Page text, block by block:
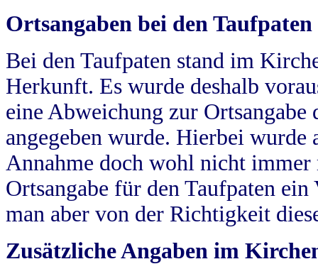
Ortsangaben bei den Taufpaten
Bei den Taufpaten stand im
Herkunft. Es wurde deshalb
eine Abweichung zur
angegeben wurde. Hierbei wurde
Annahme doch wohl nicht
Ortsangabe für den Taufpaten
man aber von der Richtigkeit
Zusätzliche Angaben im